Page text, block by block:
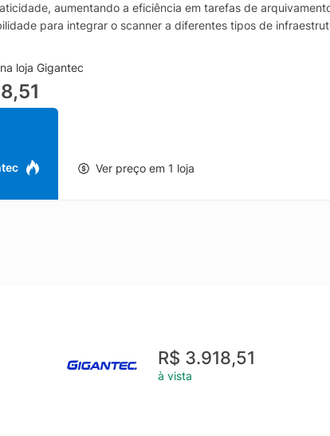
aumentando a eficiência em tarefas de
para integrar o scanner a diferentes tipos de
É uma solução versátil para quem busca um scanner de
e gerenciamento digital de documentos.
loja Gigantec
Ver preço em 1 loja
R$ 3.918,51
à vista